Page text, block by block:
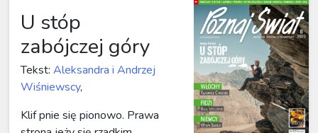
U stóp
zabójczej góry
Tekst: Aleksandra i Andrzej
Wiśniewscy,
Klif pnie się pionowo. Prawa